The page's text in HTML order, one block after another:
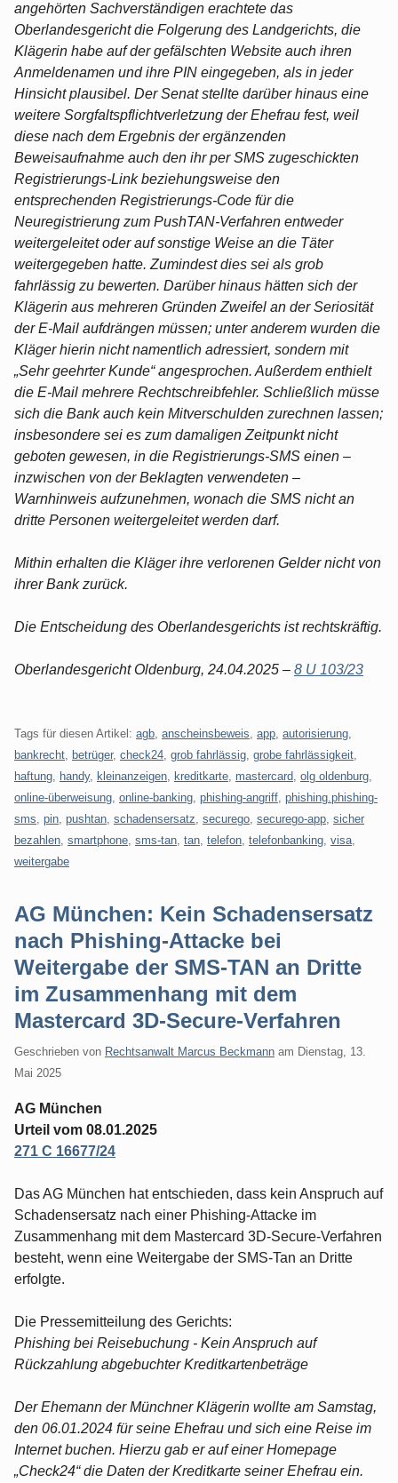
angehörten Sachverständigen erachtete das
Oberlandesgericht die Folgerung des Landgerichts, die
Klägerin habe auf der gefälschten Website auch ihren
Anmeldenamen und ihre PIN eingegeben, als in jeder
Hinsicht plausibel. Der Senat stellte darüber hinaus eine
weitere Sorgfaltspflichtverletzung der Ehefrau fest, weil
diese nach dem Ergebnis der ergänzenden
Beweisaufnahme auch den ihr per SMS zugeschickten
Registrierungs-Link beziehungsweise den
entsprechenden Registrierungs-Code für die
Neuregistrierung zum PushTAN-Verfahren entweder
weitergeleitet oder auf sonstige Weise an die Täter
weitergegeben hatte. Zumindest dies sei als grob
fahrlässig zu bewerten. Darüber hinaus hätten sich der
Klägerin aus mehreren Gründen Zweifel an der Seriosität
der E-Mail aufdrängen müssen; unter anderem wurden die
Kläger hierin nicht namentlich adressiert, sondern mit
„Sehr geehrter Kunde“ angesprochen. Außerdem enthielt
die E-Mail mehrere Rechtschreibfehler. Schließlich müsse
sich die Bank auch kein Mitverschulden zurechnen lassen;
insbesondere sei es zum damaligen Zeitpunkt nicht
geboten gewesen, in die Registrierungs-SMS einen –
inzwischen von der Beklagten verwendeten –
Warnhinweis aufzunehmen, wonach die SMS nicht an
dritte Personen weitergeleitet werden darf.
Mithin erhalten die Kläger ihre verlorenen Gelder nicht von
ihrer Bank zurück.
Die Entscheidung des Oberlandesgerichts ist rechtskräftig.
Oberlandesgericht Oldenburg, 24.04.2025 – 8 U 103/23
Tags für diesen Artikel: agb anscheinsbeweis app autorisierung
bankrecht
betrüger, check24 grob fahrlässig grobe fahrlässigkeit
haftung
handy, kleinanzeigen kreditkarte mastercard olg oldenburg
online-überweisung online-banking phishing-angriff phishing.phishing-
sms pin pushtan schadensersatz securego securego-app sicher
bezahlen smartphone sms-tan tan telefon telefonbanking visa
weitergabe
AG München: Kein Schadensersatz
nach Phishing-Attacke bei
Weitergabe der SMS-TAN an Dritte
im Zusammenhang mit dem
Mastercard 3D-Secure-Verfahren
Geschrieben von Rechtsanwalt Marcus Beckmann am Dienstag, 13.
Mai 2025
AG München
Urteil vom 08.01.2025
271 C 16677/24
Das AG München hat entschieden, dass kein Anspruch auf
Schadensersatz nach einer Phishing-Attacke im
Zusammenhang mit dem Mastercard 3D-Secure-Verfahren
besteht, wenn eine Weitergabe der SMS-Tan an Dritte
erfolgte.
Die Pressemitteilung des Gerichts:
Phishing bei Reisebuchung - Kein Anspruch auf
Rückzahlung abgebuchter Kreditkartenbeträge
Der Ehemann der Münchner Klägerin wollte am Samstag,
den 06.01.2024 für seine Ehefrau und sich eine Reise im
Internet buchen. Hierzu gab er auf einer Homepage
„Check24“ die Daten der Kreditkarte seiner Ehefrau ein.